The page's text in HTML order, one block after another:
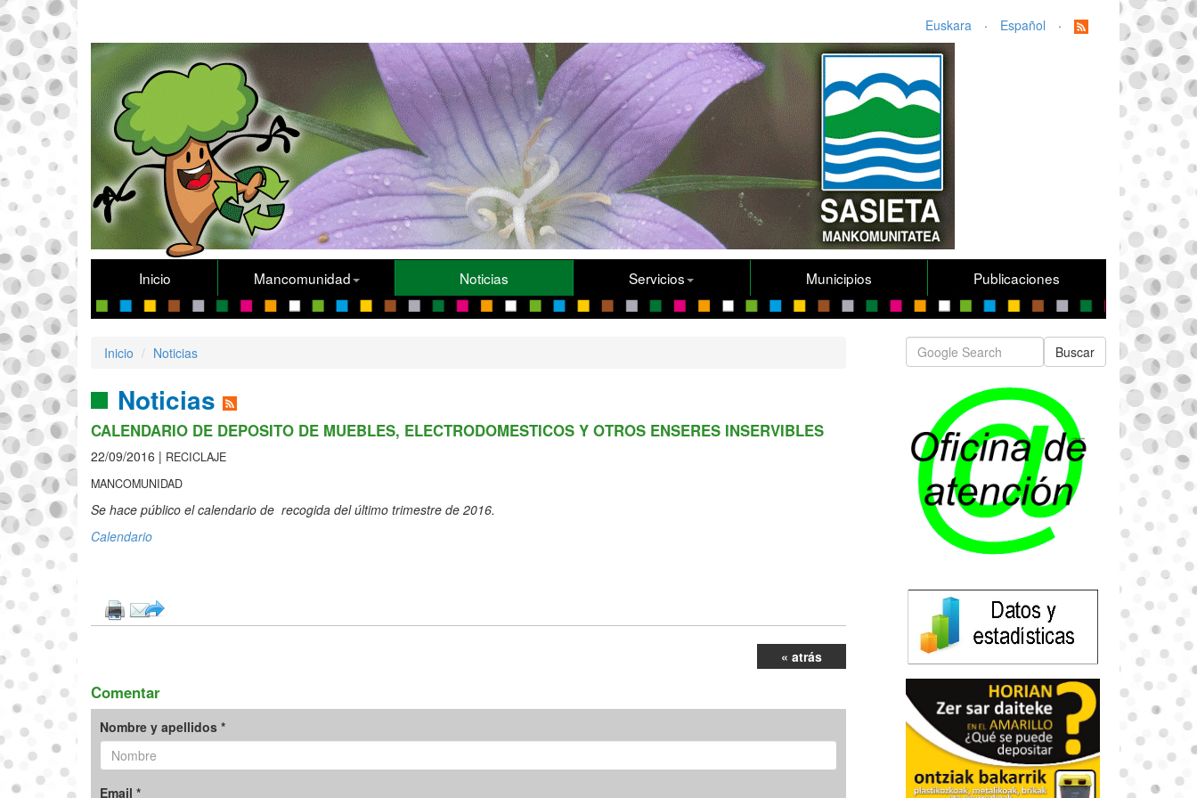
Euskara · Español ·
Inicio Mancomunidad Noticias Servicios Municipios Publicaciones
Inicio Noticias
Noticias
CALENDARIO DE DEPOSITO DE MUEBLES, ELECTRODOMESTICOS Y OTROS ENSERES INSERVIBLES
22/09/2016 | RECICLAJE
MANCOMUNIDAD
Se hace público el calendario de recogida del último trimestre de 2016.
Calendario
« atrás
Comentar
Nombre y apellidos *
Email *
Buscar